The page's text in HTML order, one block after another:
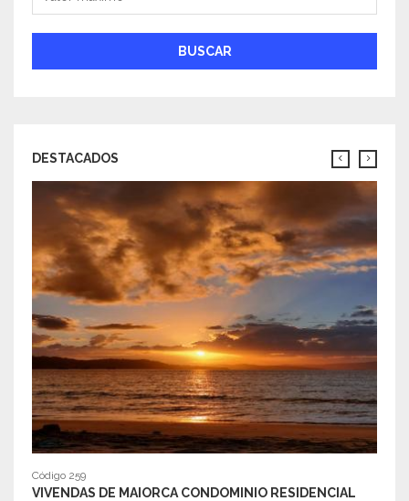
BUSCAR
DESTACADOS
Código 259
VIVENDAS DE MAIORCA CONDOMINIO RESIDENCIAL